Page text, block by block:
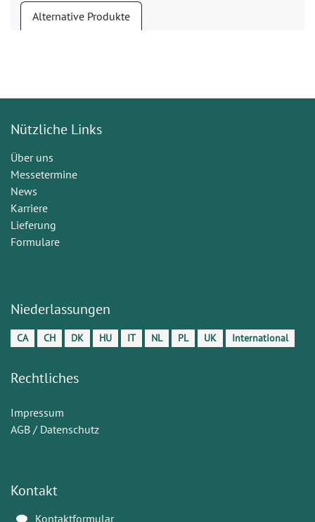
Alternative Produkte
Nützliche Links
Über uns
Messetermine
News
Karriere
Lieferung
Formulare
Niederlassungen
CA CH DK HU IT NL PL UK International
Rechtliches
Impressum
AGB / Datenschutz
Kontakt
Kontaktformular